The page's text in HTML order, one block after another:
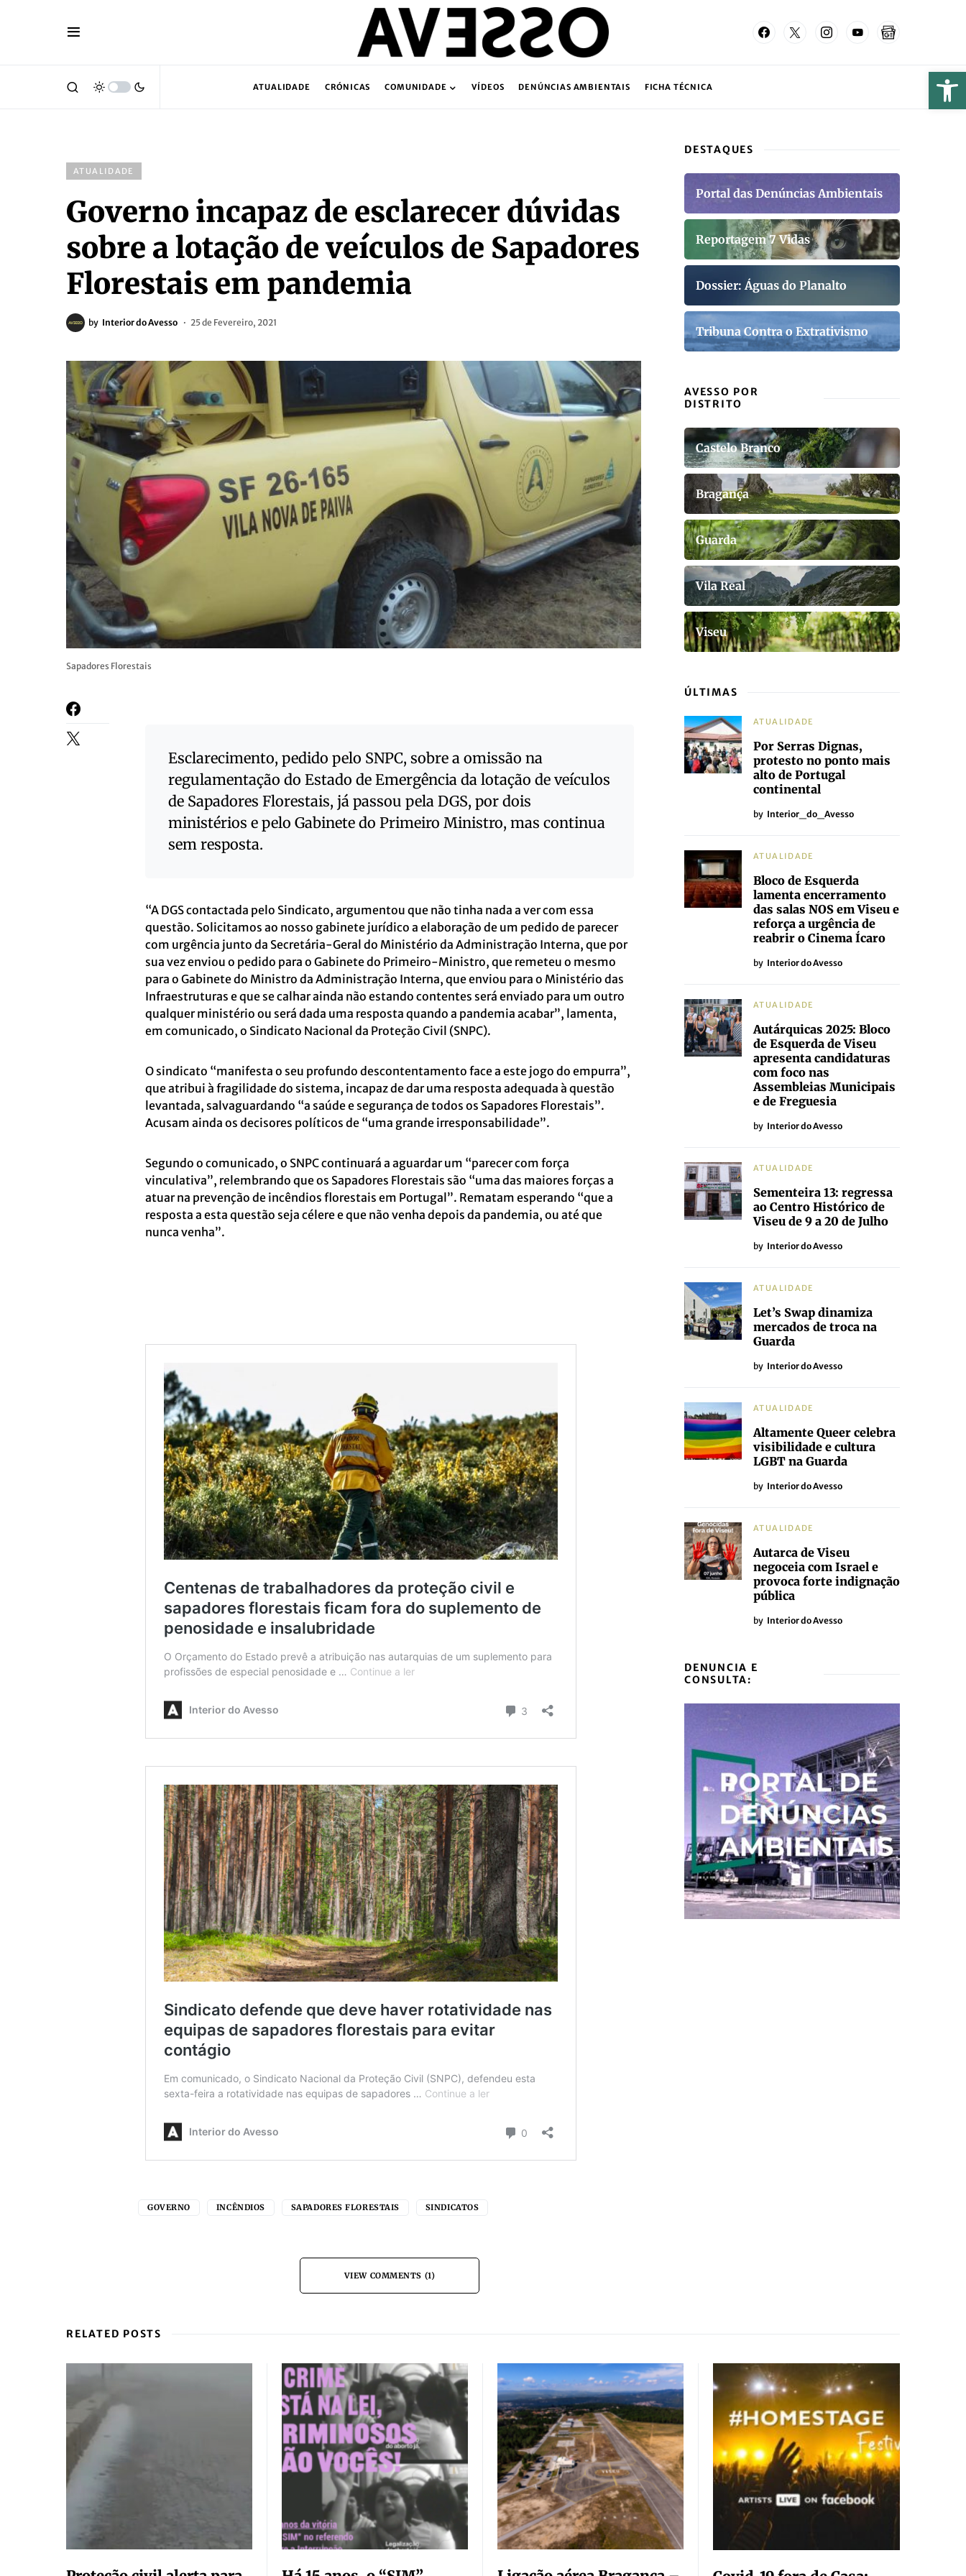
ATUALIDADE CRÓNICAS COMUNIDADE VÍDEOS DENÚNCIAS AMBIENTAIS FICHA TÉCNICA
ATUALIDADE
Governo incapaz de esclarecer dúvidas
sobre a lotação de veículos de Sapadores
Florestais em pandemia
by Interior do Avesso 25 de Fevereiro, 2021
Sapadores Florestais
Esclarecimento, pedido pelo SNPC, sobre a omissão na
regulamentação do Estado de Emergência da lotação de veículos
de Sapadores Florestais, já passou pela DGS, por dois
ministérios e pelo Gabinete do Primeiro Ministro, mas continua
sem resposta.
“A DGS contactada pelo Sindicato, argumentou que não tinha nada a ver com essa
questão. Solicitamos ao nosso gabinete jurídico a elaboração de um pedido de parecer
com urgência junto da Secretária-Geral do Ministério da Administração Interna, que por
sua vez enviou o pedido para o Gabinete do Primeiro-Ministro, que remeteu o mesmo
para o Gabinete do Ministro da Administração Interna, que enviou para o Ministério das
Infraestruturas e que se calhar ainda não estando contentes será enviado para um outro
qualquer ministério ou será dada uma resposta quando a pandemia acabar”, lamenta,
em comunicado, o Sindicato Nacional da Proteção Civil (SNPC).
O sindicato “manifesta o seu profundo descontentamento face a este jogo do empurra”,
que atribui à fragilidade do sistema, incapaz de dar uma resposta adequada à questão
levantada, salvaguardando “a saúde e segurança de todos os Sapadores Florestais”.
Acusam ainda os decisores políticos de “uma grande irresponsabilidade”.
Segundo o comunicado, o SNPC continuará a aguardar um “parecer com força
vinculativa”, relembrando que os Sapadores Florestais são “uma das maiores forças a
atuar na prevenção de incêndios florestais em Portugal”. Rematam esperando “que a
resposta a esta questão seja célere e que não venha depois da pandemia, ou até que
nunca venha”.
GOVERNO INCÊNDIOS SAPADORES FLORESTAIS SINDICATOS
VIEW COMMENTS (1)
DESTAQUES
Portal das Denúncias Ambientais
Reportagem 7 Vidas
Dossier: Águas do Planalto
Tribuna Contra o Extrativismo
AVESSO POR
DISTRITO
Castelo Branco
Bragança
Guarda
Vila Real
Viseu
ÚLTIMAS
ATUALIDADE
Por Serras Dignas,
protesto no ponto mais
alto de Portugal
continental
by Interior_do_Avesso
ATUALIDADE
Bloco de Esquerda
lamenta encerramento
das salas NOS em Viseu e
reforça a urgência de
reabrir o Cinema Ícaro
by Interior do Avesso
ATUALIDADE
Autárquicas 2025: Bloco
de Esquerda de Viseu
apresenta candidaturas
com foco nas
Assembleias Municipais
e de Freguesia
by Interior do Avesso
ATUALIDADE
Sementeira 13: regressa
ao Centro Histórico de
Viseu de 9 a 20 de Julho
by Interior do Avesso
ATUALIDADE
Let’s Swap dinamiza
mercados de troca na
Guarda
by Interior do Avesso
ATUALIDADE
Altamente Queer celebra
visibilidade e cultura
LGBT na Guarda
by Interior do Avesso
ATUALIDADE
Autarca de Viseu
negoceia com Israel e
provoca forte indignação
pública
by Interior do Avesso
DENUNCIA E
CONSULTA:
RELATED POSTS